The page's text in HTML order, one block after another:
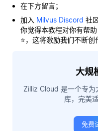
在下方留言；
加入 Milvus Discord 社
你觉得本教程对你有帮
⭐，这将激励我们不断创
大规
Zilliz Cloud 是一个专为
库，完美
免费